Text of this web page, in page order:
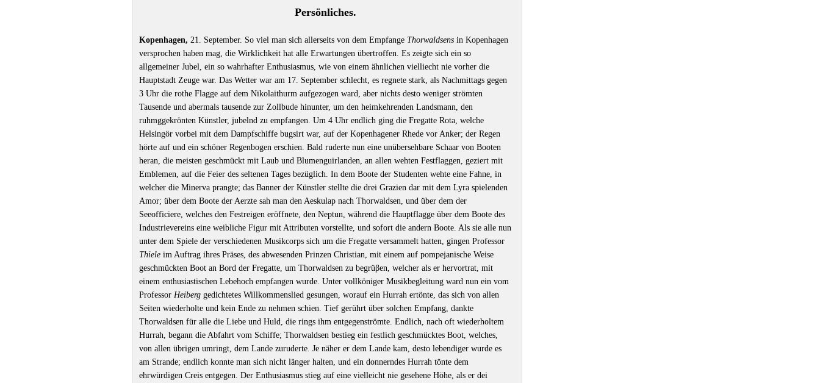
Persönliches.
Kopenhagen, 21. September. So viel man sich allerseits von dem Empfange Thorwaldsens in Kopenhagen
versprochen haben mag, die Wirklichkeit hat alle Erwartungen übertroffen. Es zeigte sich ein so
allgemeiner Jubel, ein so wahrhafter Enthusiasmus, wie von einem ähnlichen vielliecht nie vorher die
Hauptstadt Zeuge war. Das Wetter war am 17. September schlecht, es regnete stark, als Nachmittags gegen
3 Uhr die rothe Flagge auf dem Nikolaithurm aufgezogen ward, aber nichts desto weniger strömten
Tausende und abermals tausende zur Zollbude hinunter, um den heimkehrenden Landsmann, den
ruhmggekrönten Künstler, jubelnd zu empfangen. Um 4 Uhr endlich ging die Fregatte Rota, welche
Helsingör vorbei mit dem Dampfschiffe bugsirt war, auf der Kopenhagener Rhede vor Anker; der Regen
hörte auf und ein schöner Regenbogen erschien. Bald ruderte nun eine unübersehbare Schaar von Booten
heran, die meisten geschmückt mit Laub und Blumenguirlanden, an allen wehten Festflaggen, geziert mit
Emblemen, auf die Feier des seltenen Tages bezüglich. In dem Boote der Studenten wehte eine Fahne, in
welcher die Minerva prangte; das Banner der Künstler stellte die drei Grazien dar mit dem Lyra spielenden
Amor; über dem Boote der Aerzte sah man den Aeskulap nach Thorwaldsen, und über dem der
Seeofficiere, welches den Festreigen eröffnete, den Neptun, während die Hauptflagge über dem Boote des
Industrievereins eine weibliche Figur mit Attributen vorstellte, und sofort die andern Boote. Als sie alle nun
unter dem Spiele der verschiedenen Musikcorps sich um die Fregatte versammelt hatten, gingen Professor
Thiele im Auftrag ihres Präses, des abwesenden Prinzen Christian, mit einem auf pompejanische Weise
geschmückten Boot an Bord der Fregatte, um Thorwaldsen zu begrüβen, welcher als er hervortrat, mit
einem enthusiastischen Lebehoch empfangen wurde. Unter vollköniger Musikbegleitung ward nun ein vom
Professor Heiberg gedichtetes Willkommenslied gesungen, worauf ein Hurrah ertönte, das sich von allen
Seiten wiederholte und kein Ende zu nehmen schien. Tief gerührt über solchen Empfang, dankte
Thorwaldsen für alle die Liebe und Huld, die rings ihm entgegenströmte. Endlich, nach oft wiederholtem
Hurrah, begann die Abfahrt vom Schiffe; Thorwaldsen bestieg ein festlich geschmücktes Boot, welches,
von allen übrigen umringt, dem Lande zuruderte. Je näher er dem Lande kam, desto lebendiger wurde es
am Strande; endlich konnte man sich nicht länger halten, und ein donnerndes Hurrah tönte dem
ehrwürdigen Creis entgegen. Der Enthusiasmus stieg auf eine vielleicht nie gesehene Höhe, als er dei